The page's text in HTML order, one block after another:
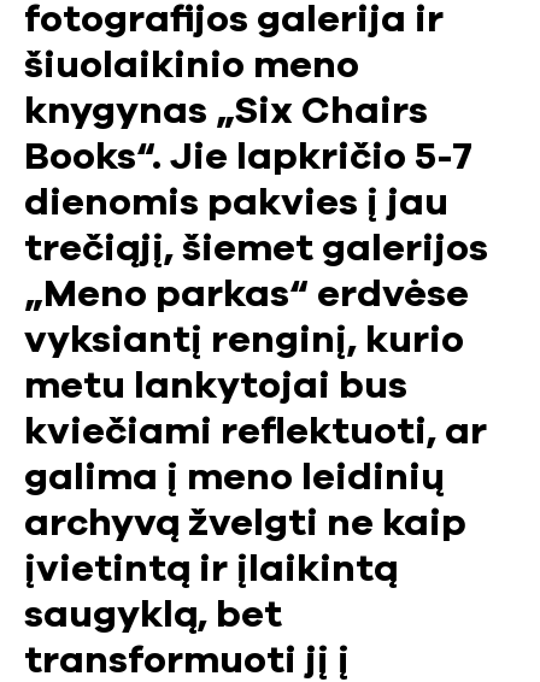
fotografijos galerija ir
šiuolaikinio meno
knygynas „Six Chairs
Books“. Jie lapkričio 5-7
dienomis pakvies į jau
trečiąjį, šiemet galerijos
„Meno parkas“ erdvėse
vyksiantį renginį, kurio
metu lankytojai bus
kviečiami reflektuoti, ar
galima į meno leidinių
archyvą žvelgti ne kaip
įvietintą ir įlaikintą
saugyklą, bet
transformuoti jį į